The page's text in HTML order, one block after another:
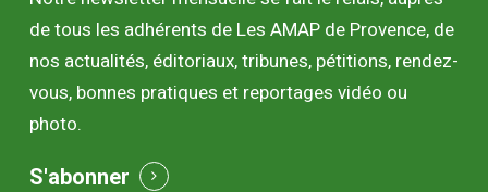
de tous les adhérents de Les AMAP de Provence, de
nos actualités, éditoriaux, tribunes, pétitions, rendez-
vous, bonnes pratiques et reportages vidéo ou
photo.
S'abonner